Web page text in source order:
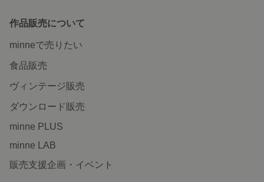
作品販売について
minneで売りたい
食品販売
ヴィンテージ販売
ダウンロード販売
minne PLUS
minne LAB
販売支援企画・イベント